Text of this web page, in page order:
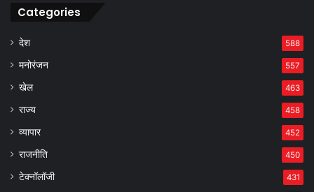
Categories
देश 588
मनोरंजन 557
खेल 463
राज्य 458
व्यापार 452
राजनीति 450
टेक्नॉलॉजी 431